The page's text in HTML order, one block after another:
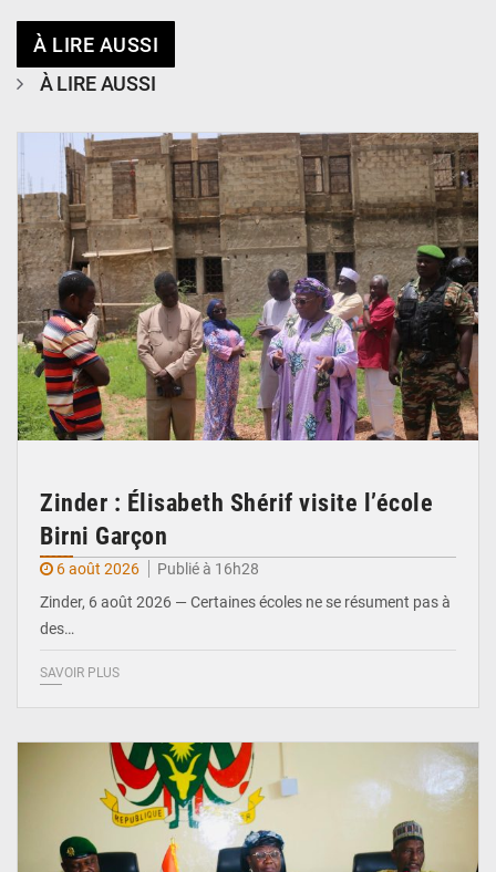
À LIRE AUSSI
À LIRE AUSSI
Zinder : Élisabeth Shérif visite l’école
Birni Garçon
6 août 2026
Publié à 16h28
Zinder, 6 août 2026 — Certaines écoles ne se résument pas à
des…
SAVOIR PLUS